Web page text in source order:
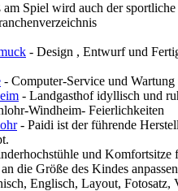
Spiel wird auch der
- Design , Entwurf und
- Computer-Service und
- Landgasthof idyllisch und
Windheim- Feierlichkeiten
- Paidi ist der führende
und
die Größe des Kindes
Englisch, Layout, Fotosatz,